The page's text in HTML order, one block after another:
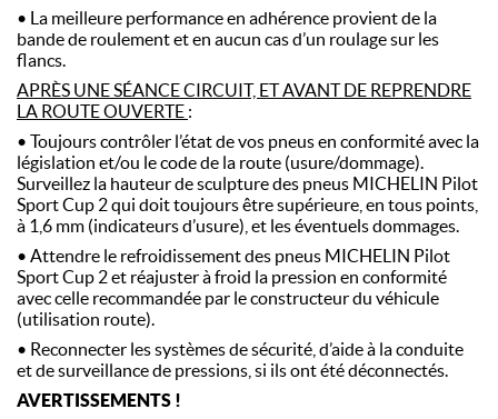
• La meilleure performance en adhérence provient de la
bande de roulement et en aucun cas d’un roulage sur les
flancs.
APRÈS UNE SÉANCE CIRCUIT, ET AVANT DE REPRENDRE
LA ROUTE OUVERTE :
• Toujours contrôler l’état de vos pneus en conformité avec la
législation et/ou le code de la route (usure/dommage).
Surveillez la hauteur de sculpture des pneus MICHELIN Pilot
Sport Cup 2 qui doit toujours être supérieure, en tous points,
à 1,6 mm (indicateurs d’usure), et les éventuels dommages.
• Attendre le refroidissement des pneus MICHELIN Pilot
Sport Cup 2 et réajuster à froid la pression en conformité
avec celle recommandée par le constructeur du véhicule
(utilisation route).
• Reconnecter les systèmes de sécurité, d’aide à la conduite
et de surveillance de pressions, si ils ont été déconnectés.
AVERTISSEMENTS !